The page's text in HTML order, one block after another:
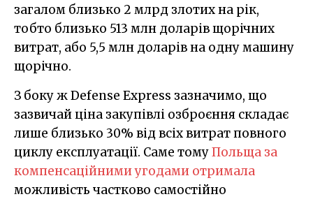
загалом близько 2 млрд злотих на рік,
тобто близько 513 млн доларів щорічних
витрат, або 5,5 млн доларів на одну машину
щорічно.
З боку ж Defense Express зазначимо, що
зазвичай ціна закупівлі озброєння складає
лише близько 30% від всіх витрат повного
циклу експлуатації. Саме томуПольща за
компенсаційними угодами отримала
можливість частково самостійно